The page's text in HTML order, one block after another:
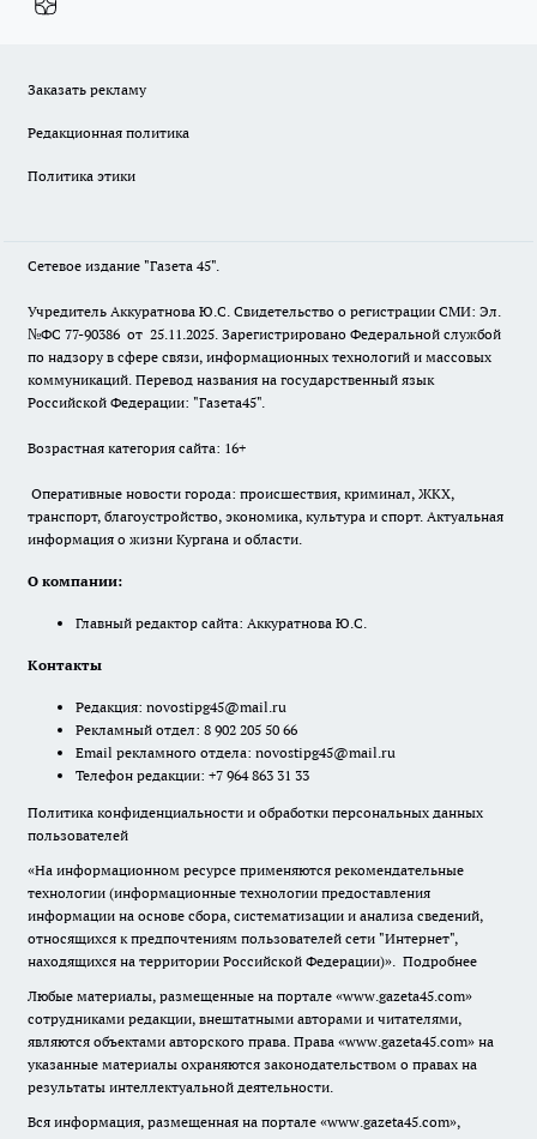
Заказать рекламу
Редакционная политика
Политика этики
Сетевое издание "Газета 45".
Учредитель Аккуратнова Ю.С. Свидетельство о регистрации СМИ: Эл.
№ФС 77-90386 от 25.11.2025. Зарегистрировано Федеральной службой
по надзору в сфере связи, информационных технологий и массовых
коммуникаций. Перевод названия на государственный язык
Российской Федерации: "Газета45".
Возрастная категория сайта: 16+
Оперативные новости города: происшествия, криминал, ЖКХ,
транспорт, благоустройство, экономика, культура и спорт. Актуальная
информация о жизни Кургана и области.
О компании:
Главный редактор сайта: Аккуратнова Ю.С.
Контакты
Редакция: novostipg45@mail.ru
Рекламный отдел: 8 902 205 50 66
Email рекламного отдела: novostipg45@mail.ru
Телефон редакции: +7 964 863 31 33
Политика конфиденциальности и обработки персональных данных
пользователей
«На информационном ресурсе применяются рекомендательные
технологии (информационные технологии предоставления
информации на основе сбора, систематизации и анализа сведений,
относящихся к предпочтениям пользователей сети "Интернет",
находящихся на территории Российской Федерации)». Подробнее
Любые материалы, размещенные на портале «www.gazeta45.com»
сотрудниками редакции, внештатными авторами и читателями,
являются объектами авторского права. Права «www.gazeta45.com» на
указанные материалы охраняются законодательством о правах на
результаты интеллектуальной деятельности.
Вся информация, размещенная на портале «www.gazeta45.com»,